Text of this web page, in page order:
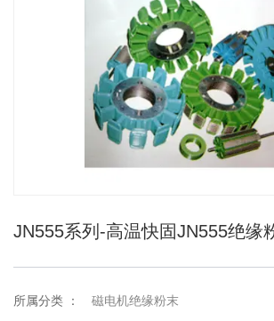
JN555系列-高温快固JN555绝缘
所属分类 ：
磁电机绝缘粉末